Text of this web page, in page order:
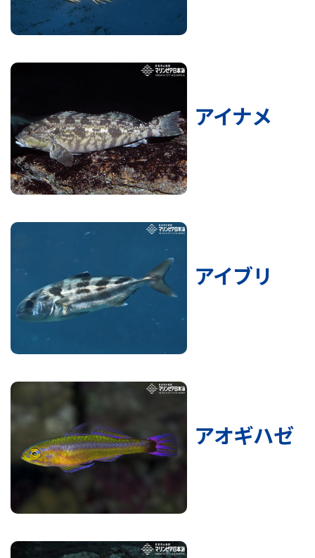
アイナメ
アイブリ
アオギハゼ